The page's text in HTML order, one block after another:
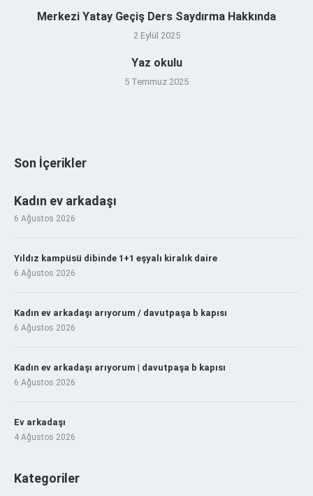
Merkezi Yatay Geçiş Ders Saydırma Hakkında
2 Eylül 2025
Yaz okulu
5 Temmuz 2025
Son İçerikler
Kadın ev arkadaşı
6 Ağustos 2026
Yıldız kampüsü dibinde 1+1 eşyalı kiralık daire
6 Ağustos 2026
Kadın ev arkadaşı arıyorum / davutpaşa b kapısı
6 Ağustos 2026
Kadın ev arkadaşı arıyorum | davutpaşa b kapısı
6 Ağustos 2026
Ev arkadaşı
4 Ağustos 2026
Kategoriler